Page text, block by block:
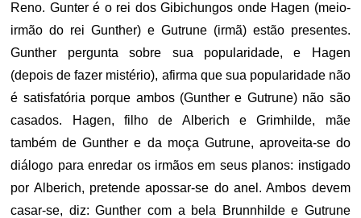
Reno. Gunter é o rei dos Gibichungos onde Hagen (meio-
irmão do rei Gunther) e Gutrune (irmã) estão presentes.
Gunther pergunta sobre sua popularidade, e Hagen
(depois de fazer mistério), afirma que sua popularidade não
é satisfatória porque ambos (Gunther e Gutrune) não são
casados. Hagen, filho de Alberich e Grimhilde, mãe
também de Gunther e da moça Gutrune, aproveita-se do
diálogo para enredar os irmãos em seus planos: instigado
por Alberich, pretende apossar-se do anel. Ambos devem
casar-se, diz: Gunther com a bela Brunnhilde e Gutrune